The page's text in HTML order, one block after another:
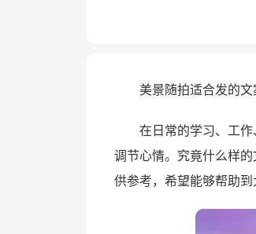
美景随拍适合发的
在日常的学习、工
调节心情。究竟什么样
供参考，希望能够帮助到